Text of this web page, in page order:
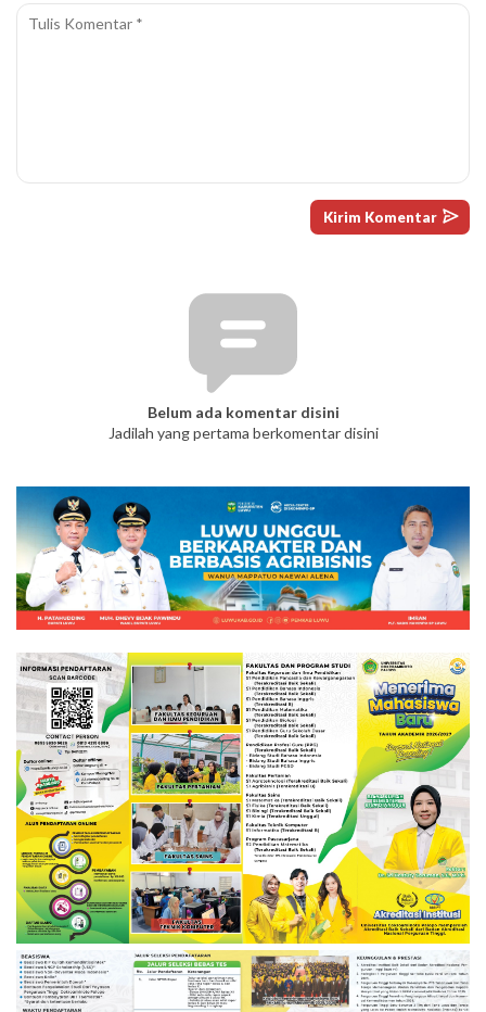
Belum ada komentar disini
Jadilah yang pertama berkomentar disini